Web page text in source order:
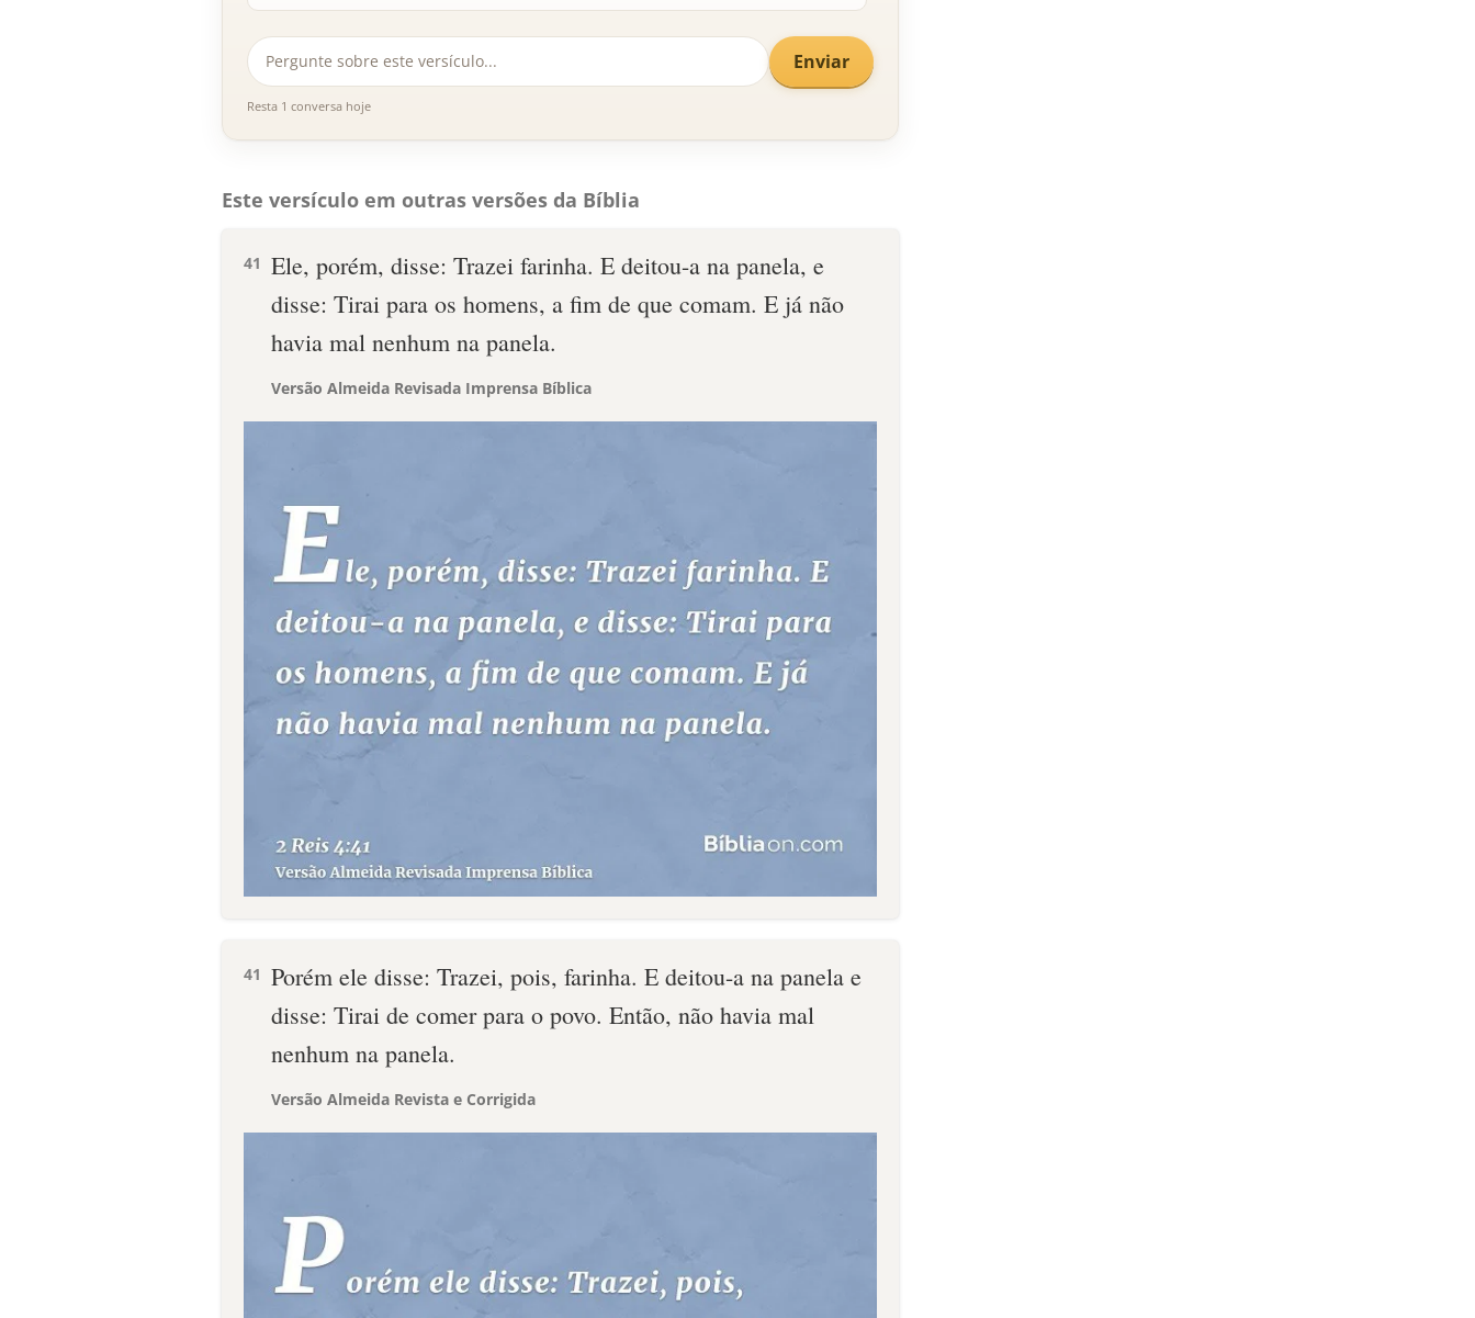
Enviar
Resta 1 conversa hoje
Este versículo em outras versões da Bíblia
41 Ele, porém, disse: Trazei farinha. E deitou-a na panela, e
disse: Tirai para os homens, a fim de que comam. E já não
havia mal nenhum na panela.
Versão Almeida Revisada Imprensa Bíblica
41 Porém ele disse: Trazei, pois, farinha. E deitou-a na panela e
disse: Tirai de comer para o povo. Então, não havia mal
nenhum na panela.
Versão Almeida Revista e Corrigida